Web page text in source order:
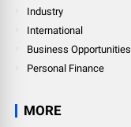
Industry
International
Business Opportunities
Personal Finance
MORE